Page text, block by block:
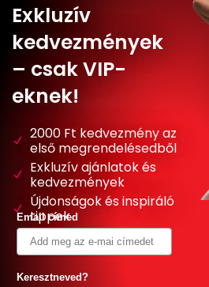
Exkluzív
kedvezmények
– csak VIP-
eknek!
2000 Ft kedvezmény az
első megrendelésedből
Exkluzív ajánlatok és
kedvezmények
Újdonságok és inspiráló
tippek
Email címed
Keresztneved?